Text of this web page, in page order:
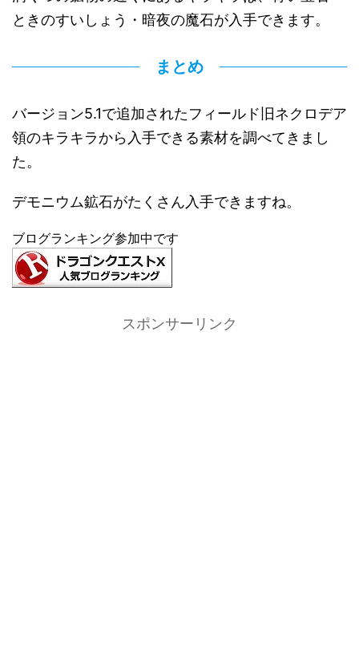
ときのすいしょう・暗夜の魔石が入手できます。
まとめ
バージョン5.1で追加されたフィールド旧ネクロデア
領のキラキラから入手できる素材を調べてきまし
た。
デモニウム鉱石がたくさん入手できますね。
ブログランキング参加中です
スポンサーリンク